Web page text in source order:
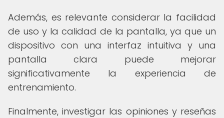
Además, es relevante considerar la facilidad
de uso y la calidad de la pantalla, ya que un
dispositivo con una interfaz intuitiva y una
pantalla clara puede mejorar
significativamente la experiencia de
entrenamiento.
Finalmente, investigar las opiniones y reseñas